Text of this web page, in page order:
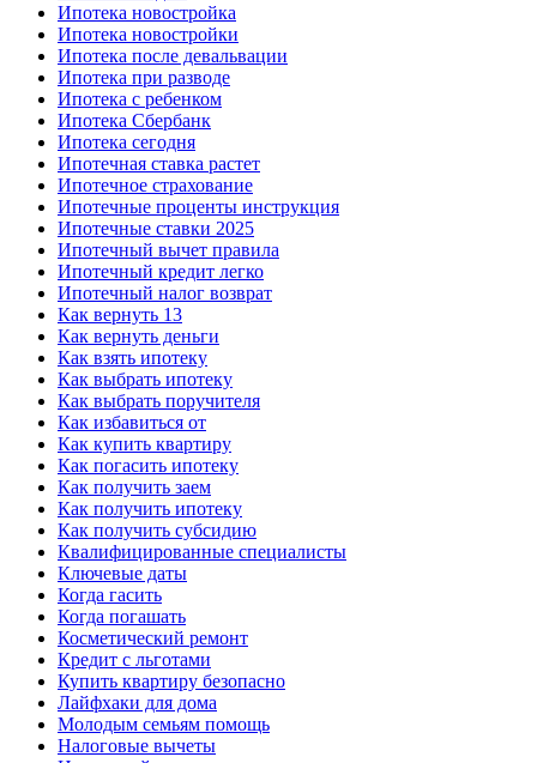
Ипотека новостройка
Ипотека новостройки
Ипотека после девальвации
Ипотека при разводе
Ипотека с ребенком
Ипотека Сбербанк
Ипотека сегодня
Ипотечная ставка растет
Ипотечное страхование
Ипотечные проценты инструкция
Ипотечные ставки 2025
Ипотечный вычет правила
Ипотечный кредит легко
Ипотечный налог возврат
Как вернуть 13
Как вернуть деньги
Как взять ипотеку
Как выбрать ипотеку
Как выбрать поручителя
Как избавиться от
Как купить квартиру
Как погасить ипотеку
Как получить заем
Как получить ипотеку
Как получить субсидию
Квалифицированные специалисты
Ключевые даты
Когда гасить
Когда погашать
Косметический ремонт
Кредит с льготами
Купить квартиру безопасно
Лайфхаки для дома
Молодым семьям помощь
Налоговые вычеты